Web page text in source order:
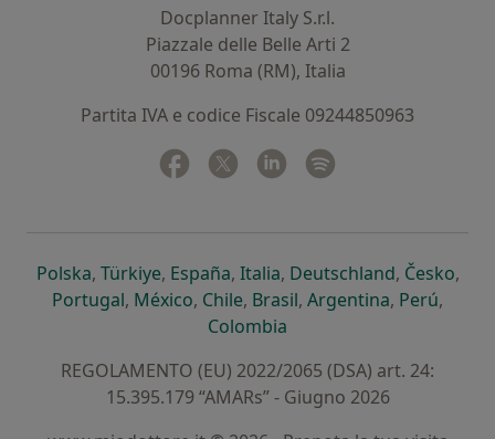
Docplanner Italy S.r.l.
Piazzale delle Belle Arti 2
00196 Roma (RM), Italia
Partita IVA e codice Fiscale 09244850963
Facebook
si apre in una nuova scheda
Twitter
si apre in una nuova scheda
Linkedin
si apre in una nuova
Polskasi apre in una nuova scheda
, Türkiyesi apre in una nuova scheda
, Españasi apre in una nuova scheda
, Italiasi apre in una nuova
, Deutschlandsi apre in
, Českosi
,
Portugalsi apre in una nuova scheda
, Méxicosi apre in una nuova scheda
, Chilesi apre in una nuova scheda
, Brasilsi apre in una nuova
, Argentinasi apre in
, Perúsi
,
Colombia
REGOLAMENTO (EU) 2022/2065 (DSA) art. 24:
15.395.179 “AMARs” - Giugno 2026